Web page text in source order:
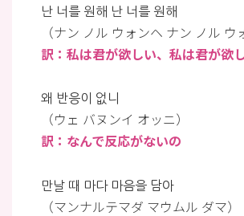
난 너를 원해 난 너를 원해
（ナン ノル ウォンヘ ナン ノル ウ
訳：私は君が欲しい、私は君が欲
왜 반응이 없니
（ウェ バヌンイ オッニ）
訳：なんで反応がないの
만날 때 마다 마음을 담아
（マンナルテマダ マウムル ダマ）